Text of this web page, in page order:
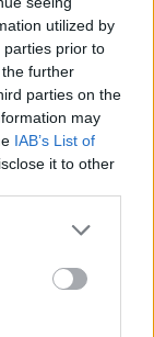
utilized by
parties prior to
further
parties on the
may
IAB’s List of
it to other
inkább esztétikai
egyenetlenségei
a szekrényeket,
párhuzamosan
bútor, ferdén áll, és
fiókszél. Mi ezt az
mindkét irányba 2-2
esztétikus beállítás